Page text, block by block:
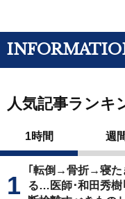
人気記事ランキ
1時間 週
｢転倒→骨折→寝た
る…医師･和田秀樹